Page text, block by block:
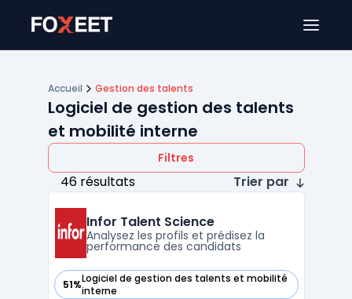
Accueil Gestion des talents
Logiciel de gestion des talents
et mobilité interne
Filtres
46 résultats Trier par
Infor Talent Science
Analysez les profils et prédisez la
performance des candidats
51%Logiciel de gestion des talents et mobilité
interne
— voir Infor Talent Science dans cette catégorie